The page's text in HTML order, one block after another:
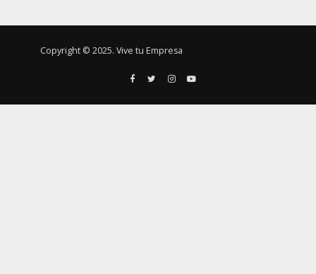
Copyright © 2025. Vive tu Empresa